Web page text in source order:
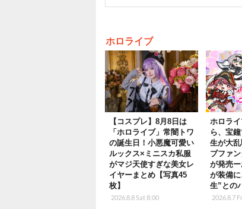
ホロライブ
【コスプレ】8月8日は
「ホロライブ」常闇トワ
の誕生日！小悪魔可愛い
ルックス×ミニスカ私服
がマジ天使すぎな美女レ
イヤーまとめ【写真45
枚】
2026.8.8 Sat 8:00
ホロラ
ら、宝
生が大
ブファン
が発売
が装備
生”との
2026.8.7